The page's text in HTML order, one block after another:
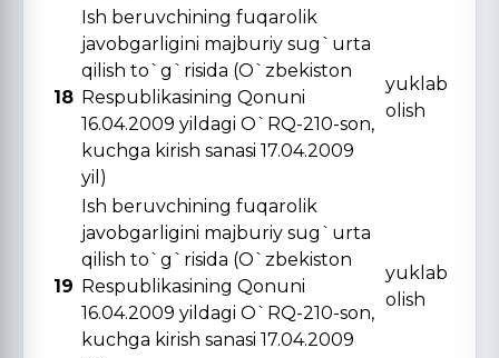
18
Ish beruvchining fuqarolik
javobgarligini majburiy sug`urta
qilish to`g`risida (O`zbekiston
Respublikasining Qonuni
16.04.2009 yildagi O`RQ-210-son,
kuchga kirish sanasi 17.04.2009
yil)
yuklab
olish
19
Ish beruvchining fuqarolik
javobgarligini majburiy sug`urta
qilish to`g`risida (O`zbekiston
Respublikasining Qonuni
16.04.2009 yildagi O`RQ-210-son,
kuchga kirish sanasi 17.04.2009
yuklab
olish